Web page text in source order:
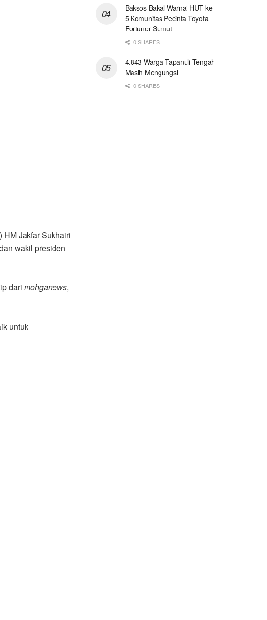
HM Jakfar Sukhairi
wakil presiden
dari mohganews,
untuk
Baksos Bakal Warnai HUT ke-
5 Komunitas Pecinta Toyota
Fortuner Sumut
0 SHARES
4.843 Warga Tapanuli Tengah
Masih Mengungsi
0 SHARES